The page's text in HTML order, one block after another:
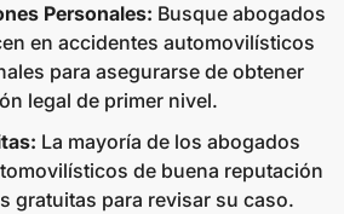
Personales: Busque abogados
en accidentes automovilísticos
para asegurarse de obtener
legal de primer nivel.
La mayoría de los abogados
de buena reputación
gratuitas para revisar su caso.